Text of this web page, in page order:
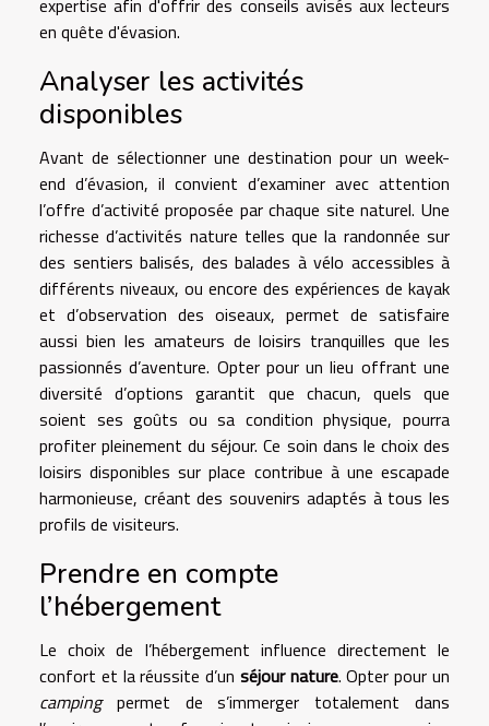
expertise afin d'offrir des conseils avisés aux lecteurs
en quête d'évasion.
Analyser les activités
disponibles
Avant de sélectionner une destination pour un week-
end d’évasion, il convient d’examiner avec attention
l’offre d’activité proposée par chaque site naturel. Une
richesse d’activités nature telles que la randonnée sur
des sentiers balisés, des balades à vélo accessibles à
différents niveaux, ou encore des expériences de kayak
et d’observation des oiseaux, permet de satisfaire
aussi bien les amateurs de loisirs tranquilles que les
passionnés d’aventure. Opter pour un lieu offrant une
diversité d’options garantit que chacun, quels que
soient ses goûts ou sa condition physique, pourra
profiter pleinement du séjour. Ce soin dans le choix des
loisirs disponibles sur place contribue à une escapade
harmonieuse, créant des souvenirs adaptés à tous les
profils de visiteurs.
Prendre en compte
l’hébergement
Le choix de l’hébergement influence directement le
confort et la réussite d’un séjour nature. Opter pour un
campingpermet de s’immerger totalement dans